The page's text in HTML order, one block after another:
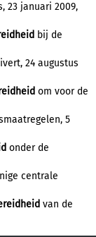
23 januari 2009,
bij de
24 augustus
om voor de
5
onder de
centrale
van de